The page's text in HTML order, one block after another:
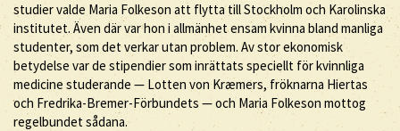
studier valde Maria Folkeson att flytta till Stockholm och Karolinska
institutet. Även där var hon i allmänhet ensam kvinna bland manliga
studenter, som det verkar utan problem. Av stor ekonomisk
betydelse var de stipendier som inrättats speciellt för kvinnliga
medicine studerande — Lotten von Kræmers, fröknarna Hiertas
och Fredrika-Bremer-Förbundets — och Maria Folkeson mottog
regelbundet sådana.